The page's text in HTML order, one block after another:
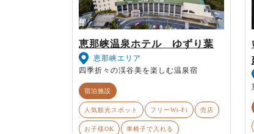
恵那峡温泉ホテル ゆずり葉
恵那峡エリア
四季折々の渓谷美を楽しむ温泉宿
宿泊施設
人気観光スポット フリーWi-Fi 売店
お子様OK 車椅子で入れる